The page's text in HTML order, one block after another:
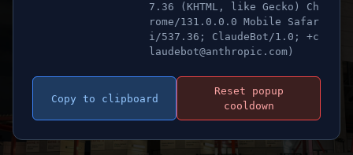
7.36 (KHTML, like Gecko) Ch
rome/131.0.0.0 Mobile Safar
i/537.36; ClaudeBot/1.0; +c
laudebot@anthropic.com)
Copy to clipboard
Reset popup
cooldown